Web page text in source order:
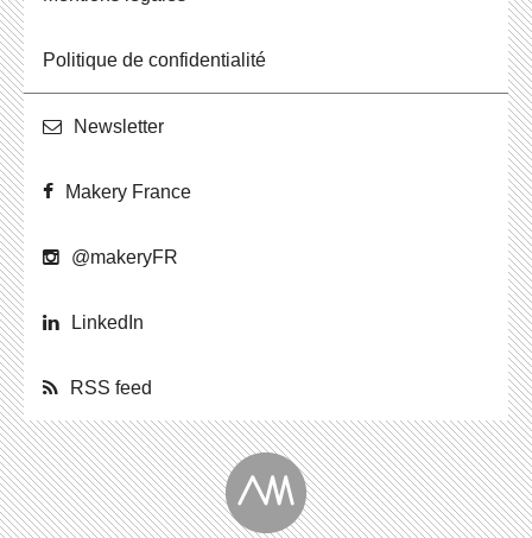
Po­li­tique de confidentialité
News­let­ter
Makery France
@ma­ke­ryFR
Lin­ke­dIn
RSS feed